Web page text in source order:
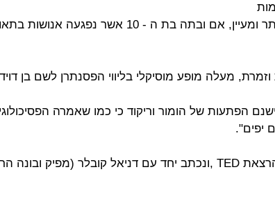
סיפורם המופלא של אסתר ומעיין, אם ובתה בת ה
מעלה מופע מוסיקלי בליווי הפסנתרן לשם בן דויד
הפתעות של הומור וריקוד כי כמו שאמרה
יפים".